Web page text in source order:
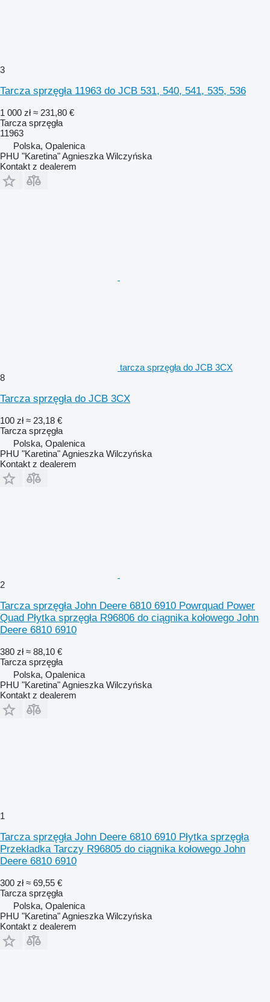
3
Tarcza sprzęgła 11963 do JCB 531, 540, 541, 535, 536
1 000 zł ≈ 231,80 €
Tarcza sprzęgła
11963
Polska, Opalenica
PHU "Karetina" Agnieszka Wilczyńska
Kontakt z dealerem
tarcza sprzęgła do JCB 3CX
8
Tarcza sprzęgła do JCB 3CX
100 zł ≈ 23,18 €
Tarcza sprzęgła
Polska, Opalenica
PHU "Karetina" Agnieszka Wilczyńska
Kontakt z dealerem
2
Tarcza sprzęgła John Deere 6810 6910 Powrquad Power
Quad Płytka sprzęgła R96806 do ciągnika kołowego John
Deere 6810 6910
380 zł ≈ 88,10 €
Tarcza sprzęgła
Polska, Opalenica
PHU "Karetina" Agnieszka Wilczyńska
Kontakt z dealerem
1
Tarcza sprzęgła John Deere 6810 6910 Płytka sprzęgła
Przekładka Tarczy R96805 do ciągnika kołowego John
Deere 6810 6910
300 zł ≈ 69,55 €
Tarcza sprzęgła
Polska, Opalenica
PHU "Karetina" Agnieszka Wilczyńska
Kontakt z dealerem